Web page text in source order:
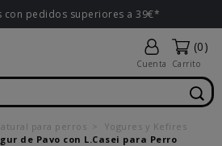
con pedidos superiores a 39€*
Cuenta
(0)
Carrito
para perros
Yogures y Kefires
de Pavo con L.Casei para Perro